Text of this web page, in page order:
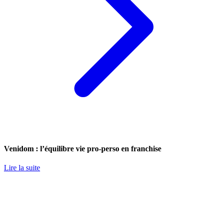
Venidom : l’équilibre vie pro-perso en franchise
Lire la suite